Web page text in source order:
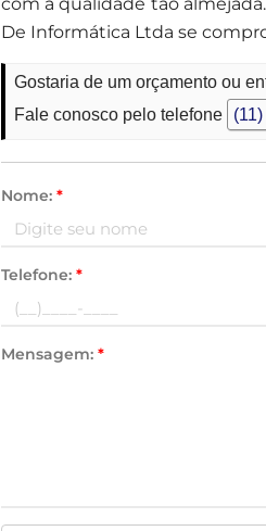
De Informática Ltda se
Gostaria de um orçamento ou
Fale conosco pelo telefone
Nome: *
Telefone: *
Mensagem: *